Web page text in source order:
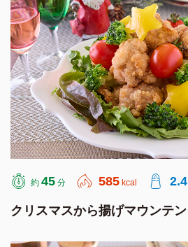
約 45 分 585 kcal 2.4
クリスマスから揚げマウンテン